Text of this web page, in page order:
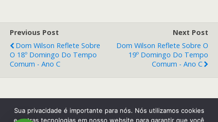
Previous Post
Dom Wilson Reflete Sobre
O 18º Domingo Do Tempo
Comum - Ano C
Next Post
Dom Wilson Reflete Sobre O
19º Domingo Do Tempo
Comum - Ano C
Back to top
Sua privacidade é importante para nós. Nós utilizamos cookies
e outras tecnologias em nosso website para garantir que você